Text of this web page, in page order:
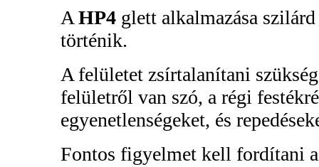
A HP4 glett alkalmazása
történik.
A felületet zsírtalanítani
felületről van szó, a régi
egyenetlenségeket, és
Fontos figyelmet kell fordítani